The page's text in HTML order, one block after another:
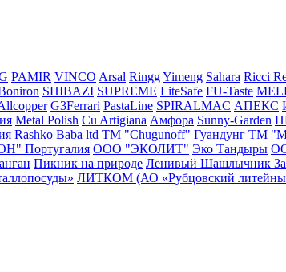
PAMIR VINCO Arsal RinggYimeng Sahara Ricci
SHIBAZI SUPREME LiteSafe FU-Taste
G3Ferrari PastaLine SPIRALMAC АПЕКС
Metal Polish Cu Artigiana Амфора Sunny-Garden
Rashko Baba ltd ТМ "Chugunoff" Гуандунг ТМ
Португалия ООО "ЭКОЛИТ" Эко Тандыры
Пикник на природе Ленивый Шашлычник
ЛИТКОМ (АО «Рубцовский